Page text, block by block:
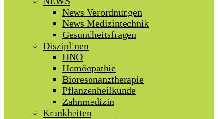
News Verordnungen
News Medizintechnik
Gesundheitsfragen
Disziplinen
HNO
Homöopathie
Bioresonanztherapie
Pflanzenheilkunde
Zahnmedizin
Krankheiten